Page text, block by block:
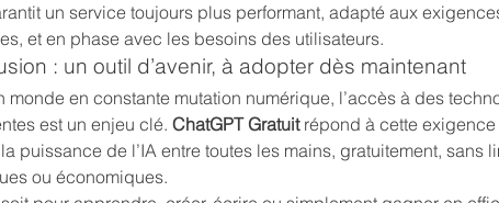
un service toujours plus performant, adapté aux
et en phase avec les besoins des utilisateurs.
: un outil d’avenir, à adopter dès maintenant
monde en constante mutation numérique, l’accès à des
est un enjeu clé. ChatGPT Gratuit répond à cette exigence
puissance de l’IA entre toutes les mains, gratuitement, sans
ou économiques.